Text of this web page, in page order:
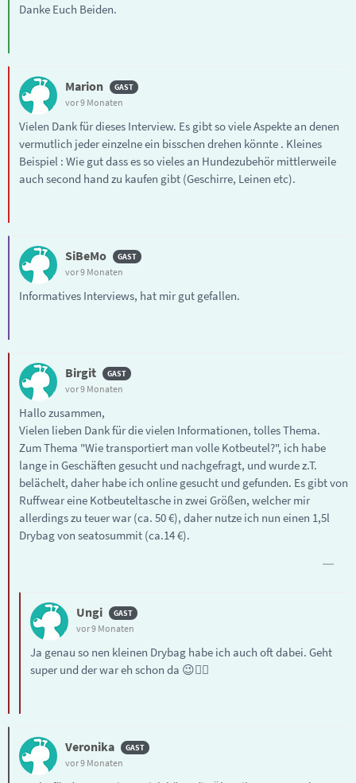
Danke Euch Beiden.
Marion
vor 9 Monaten
Vielen Dank für dieses Interview. Es gibt so viele Aspekte an denen
vermutlich jeder einzelne ein bisschen drehen könnte . Kleines
Beispiel : Wie gut dass es so vieles an Hundezubehör mittlerweile
auch second hand zu kaufen gibt (Geschirre, Leinen etc).
SiBeMo
vor 9 Monaten
Informatives Interviews, hat mir gut gefallen.
Birgit
vor 9 Monaten
Hallo zusammen,
Vielen lieben Dank für die vielen Informationen, tolles Thema.
Zum Thema "Wie transportiert man volle Kotbeutel?", ich habe
lange in Geschäften gesucht und nachgefragt, und wurde z.T.
belächelt, daher habe ich online gesucht und gefunden. Es gibt von
Ruffwear eine Kotbeuteltasche in zwei Größen, welcher mir
allerdings zu teuer war (ca. 50 €), daher nutze ich nun einen 1,5l
Drybag von seatosummit (ca.14 €).
Ungi
vor 9 Monaten
Ja genau so nen kleinen Drybag habe ich auch oft dabei. Geht
super und der war eh schon da 😉👍🏼
Veronika
vor 9 Monaten